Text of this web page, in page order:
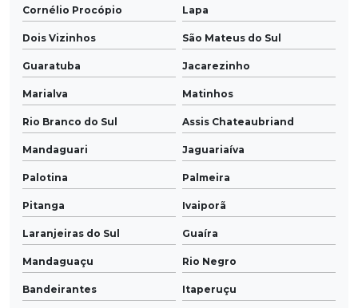
Cornélio Procópio Lapa
Dois Vizinhos São Mateus do Sul
Guaratuba Jacarezinho
Marialva Matinhos
Rio Branco do Sul Assis Chateaubriand
Mandaguari Jaguariaíva
Palotina Palmeira
Pitanga Ivaiporã
Laranjeiras do Sul Guaíra
Mandaguaçu Rio Negro
Bandeirantes Itaperuçu